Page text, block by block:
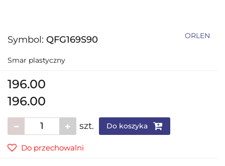
Symbol: QFG169S90 ORLEN
Smar plastyczny
196.00
196.00
szt. Do koszyka
Do przechowalni